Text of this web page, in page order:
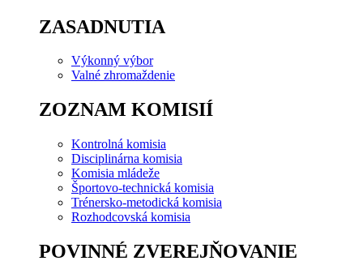
ZASADNUTIA
Výkonný výbor
Valné zhromaždenie
ZOZNAM KOMISIÍ
Kontrolná komisia
Disciplinárna komisia
Komisia mládeže
Športovo-technická komisia
Trénersko-metodická komisia
Rozhodcovská komisia
POVINNÉ ZVEREJŇOVANIE